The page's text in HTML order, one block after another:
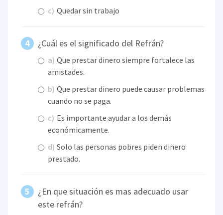
c) Quedar sin trabajo
¿Cuál es el significado del Refrán?
a) Que prestar dinero siempre fortalece las
amistades.
b) Que prestar dinero puede causar problemas
cuando no se paga.
c) Es importante ayudar a los demás
económicamente.
d) Solo las personas pobres piden dinero
prestado.
¿En que situación es mas adecuado usar
este refrán?